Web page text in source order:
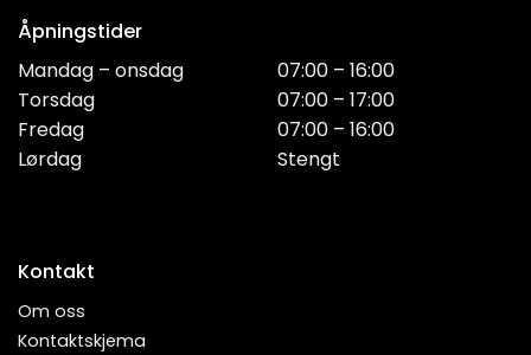
Åpningstider
Mandag – onsdag
Torsdag
Fredag
Lørdag
07:00 – 16:00
07:00 – 17:00
07:00 – 16:00
Stengt
Kontakt
Om oss
Kontaktskjema